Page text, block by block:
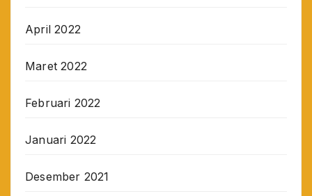
April 2022
Maret 2022
Februari 2022
Januari 2022
Desember 2021